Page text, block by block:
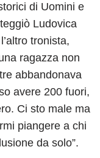
di Uomini e
Ludovica
tronista,
ragazza non
abbandonava
avere 200 fuori,
Ci sto male ma
piangere a chi
da solo”.